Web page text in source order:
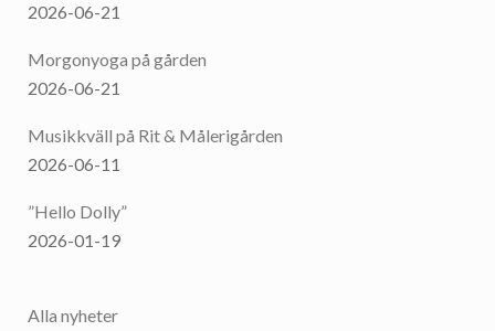
2026-06-21
Morgonyoga på gården
2026-06-21
Musikkväll på Rit & Målerigården
2026-06-11
”Hello Dolly”
2026-01-19
Alla nyheter